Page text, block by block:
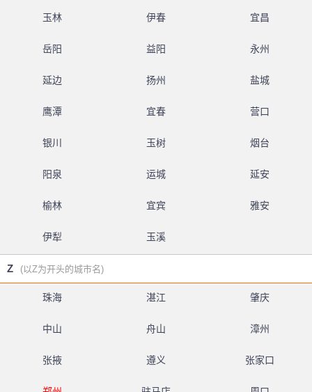
玉林 伊春 宜昌
岳阳 益阳 永州
延边 扬州 盐城
鹰潭 宜春 营口
银川 玉树 烟台
阳泉 运城 延安
榆林 宜宾 雅安
伊犁 玉溪
Z (以Z为开头的城市名)
珠海 湛江 肇庆
中山 舟山 漳州
张掖 遵义 张家口